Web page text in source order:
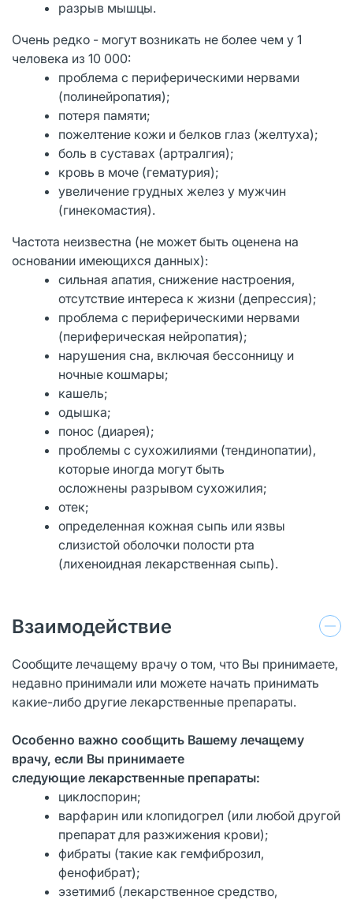
разрыв мышцы.
Очень редко - могут возникать не более чем у 1
человека из 10 000:
проблема с периферическими нервами
(полинейропатия);
потеря памяти;
пожелтение кожи и белков глаз (желтуха);
боль в суставах (артралгия);
кровь в моче (гематурия);
увеличение грудных желез у мужчин
(гинекомастия).
Частота неизвестна (не может быть оценена на
основании имеющихся данных):
сильная апатия, снижение настроения,
отсутствие интереса к жизни (депрессия);
проблема с периферическими нервами
(периферическая нейропатия);
нарушения сна, включая бессонницу и
ночные кошмары;
кашель;
одышка;
понос (диарея);
проблемы с сухожилиями (тендинопатии),
которые иногда могут быть
осложнены разрывом сухожилия;
отек;
определенная кожная сыпь или язвы
слизистой оболочки полости рта
(лихеноидная лекарственная сыпь).
Взаимодействие
Сообщите лечащему врачу о том, что Вы принимаете,
недавно принимали или можете начать принимать
какие-либо другие лекарственные препараты.
Особенно важно сообщить Вашему лечащему
врачу, если Вы принимаете
следующие лекарственные препараты:
циклоспорин;
варфарин или клопидогрел (или любой другой
препарат для разжижения крови);
фибраты (такие как гемфиброзил,
фенофибрат);
эзетимиб (лекарственное средство,